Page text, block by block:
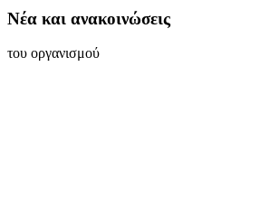
Νέα και ανακοινώσεις
του οργανισμού